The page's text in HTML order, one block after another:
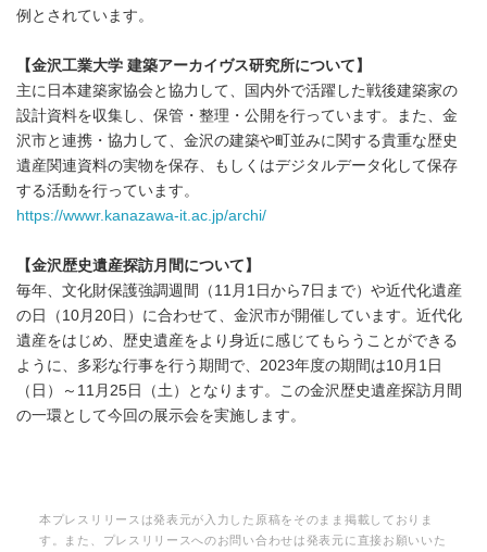
例とされています。
【金沢工業大学 建築アーカイヴス研究所について】
主に日本建築家協会と協力して、国内外で活躍した戦後建築家の
設計資料を収集し、保管・整理・公開を行っています。また、金
沢市と連携・協力して、金沢の建築や町並みに関する貴重な歴史
遺産関連資料の実物を保存、もしくはデジタルデータ化して保存
する活動を行っています。
https://wwwr.kanazawa-it.ac.jp/archi/
【金沢歴史遺産探訪月間について】
毎年、文化財保護強調週間（11月1日から7日まで）や近代化遺産
の日（10月20日）に合わせて、金沢市が開催しています。近代化
遺産をはじめ、歴史遺産をより身近に感じてもらうことができる
ように、多彩な行事を行う期間で、2023年度の期間は10月1日
（日）～11月25日（土）となります。この金沢歴史遺産探訪月間
の一環として今回の展示会を実施します。
本プレスリリースは発表元が入力した原稿をそのまま掲載しておりま
す。また、プレスリリースへのお問い合わせは発表元に直接お願いいた